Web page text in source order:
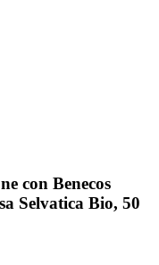
con Benecos
Selvatica Bio, 50